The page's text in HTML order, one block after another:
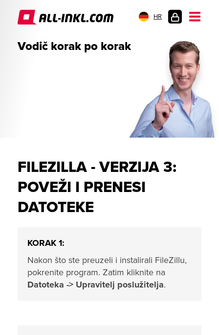
HR
Vodič korak po korak
FILEZILLA - VERZIJA 3:
POVEŽI I PRENESI
DATOTEKE
KORAK 1:
Nakon što ste preuzeli i instalirali FileZillu,
pokrenite program. Zatim kliknite na
Datoteka -> Upravitelj poslužitelja.